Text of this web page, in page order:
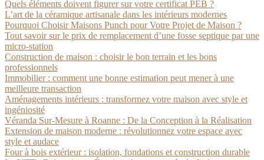
Quels éléments doivent figurer sur votre certificat PEB ?
L’art de la céramique artisanale dans les intérieurs modernes
Pourquoi Choisir Maisons Punch pour Votre Projet de Maison ?
Tout savoir sur le prix de remplacement d’une fosse septique par une
micro-station
Construction de maison : choisir le bon terrain et les bons
professionnels
Immobilier : comment une bonne estimation peut mener à une
meilleure transaction
Aménagements intérieurs : transformez votre maison avec style et
ingéniosité
Véranda Sur-Mesure à Roanne : De la Conception à la Réalisation
Extension de maison moderne : révolutionnez votre espace avec
style et audace
Four à bois extérieur : isolation, fondations et construction durable